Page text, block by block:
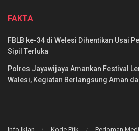
FAKTA
FBLB ke-34 di Welesi Dihentikan Usai
Sipil Terluka
Polres Jayawijaya Amankan Festival
Walesi, Kegiatan Berlangsung Aman